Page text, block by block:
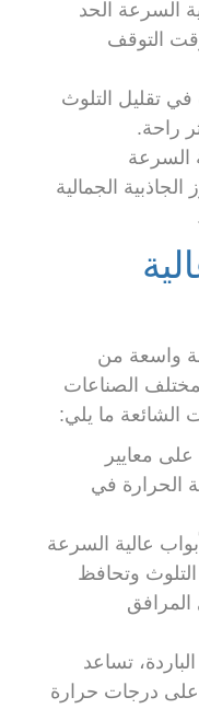
السرعة الحد
التوقف
في تقليل التلوث
راحة.
السرعة
الجمالية
واسعة من
الصناعات
الشائعة ما يلي:
معايير
الحرارة في
عالية السرعة
التلوث وتحافظ
تساعد
على درجات حرارة